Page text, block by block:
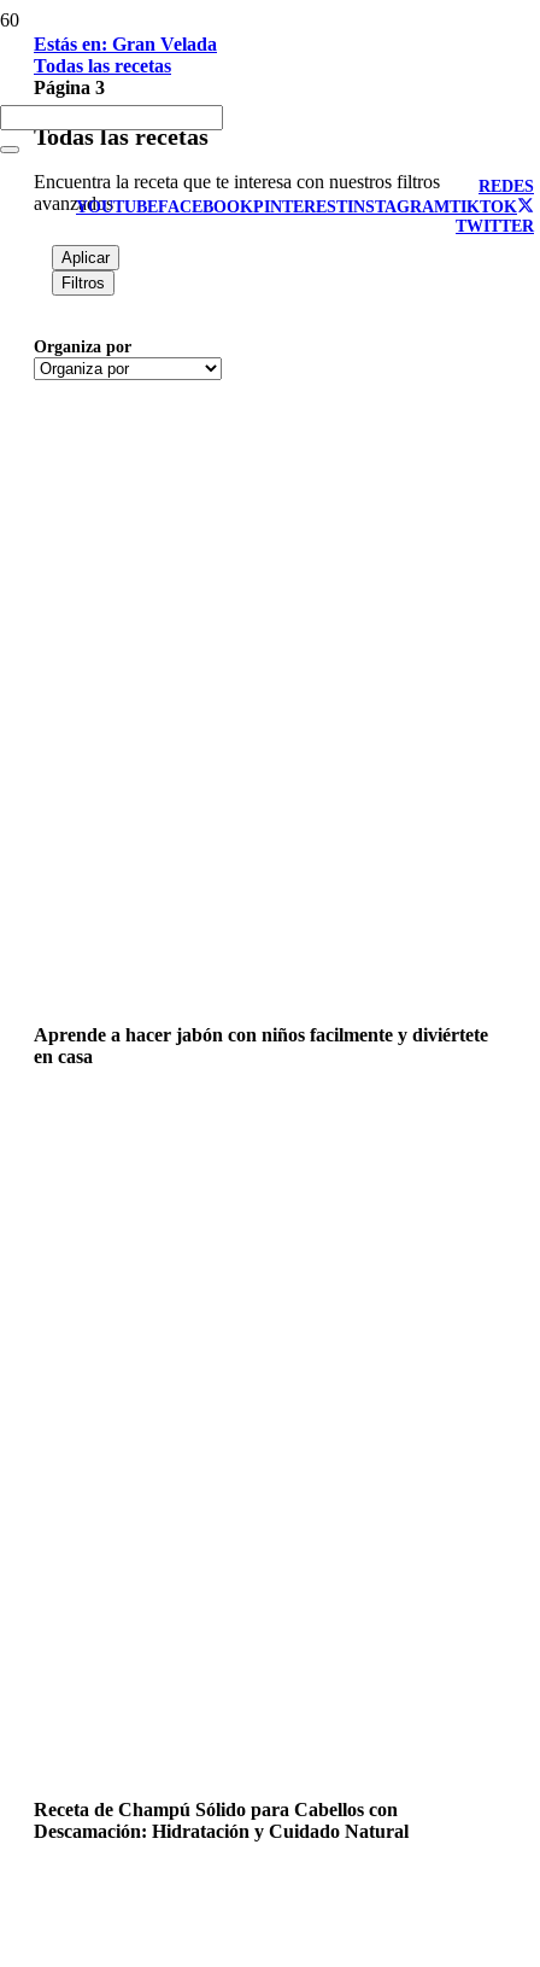
REDES
YOUTUBEFACEBOOKPINTERESTINSTAGRAMTIKTOK
TWITTER
Estás en: Gran Velada
Todas las recetas
Página 3
Todas las recetas
Encuentra la receta que te interesa con nuestros filtros
avanzados
Aplicar
Filtros
Organiza por
Aprende a hacer jabón con niños facilmente y diviértete
en casa
Receta de Champú Sólido para Cabellos con
Descamación: Hidratación y Cuidado Natural